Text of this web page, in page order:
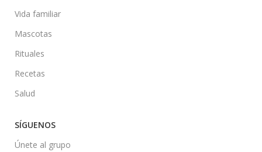
Vida familiar
Mascotas
Rituales
Recetas
Salud
SÍGUENOS
Únete al grupo